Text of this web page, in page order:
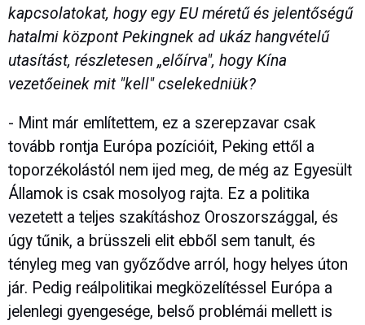
kapcsolatokat, hogy egy EU méretű és jelentőségű
hatalmi központ Pekingnek ad ukáz hangvételű
utasítást, részletesen „előírva", hogy Kína
vezetőeinek mit "kell" cselekedniük?
- Mint már említettem, ez a szerepzavar csak
tovább rontja Európa pozícióit, Peking ettől a
toporzékolástól nem ijed meg, de még az Egyesült
Államok is csak mosolyog rajta. Ez a politika
vezetett a teljes szakításhoz Oroszországgal, és
úgy tűnik, a brüsszeli elit ebből sem tanult, és
tényleg meg van győződve arról, hogy helyes úton
jár. Pedig reálpolitikai megközelítéssel Európa a
jelenlegi gyengesége, belső problémái mellett is